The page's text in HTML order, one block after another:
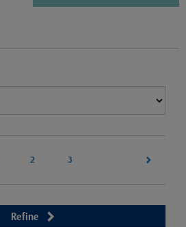
2 3
Refine